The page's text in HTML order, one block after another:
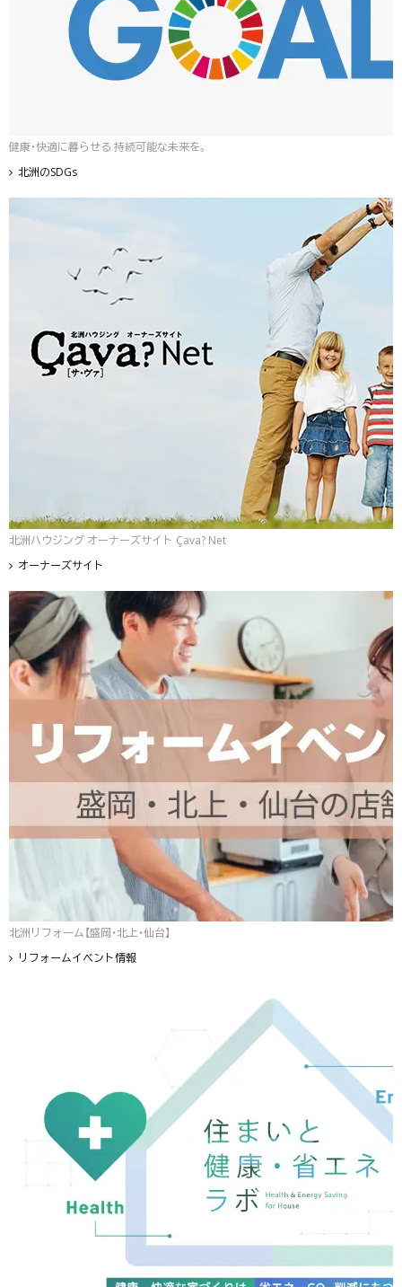
健康・快適に暮らせる 持続可能な未来を。
北洲のSDGs
北洲ハウジング オーナーズサイト Çava? Net
オーナーズサイト
北洲リフォーム【盛岡・北上・仙台】
リフォームイベント情報